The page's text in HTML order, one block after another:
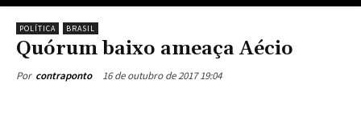
POLÍTICA BRASIL
Quórum baixo ameaça Aécio
Por contraponto 16 de outubro de 2017 19:04